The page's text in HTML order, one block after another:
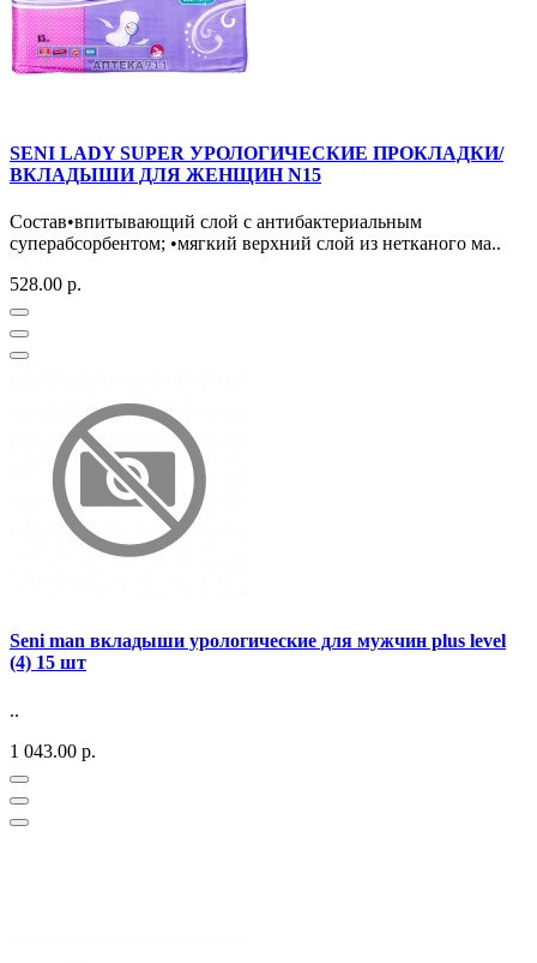
SENI LADY SUPER УРОЛОГИЧЕСКИЕ ПРОКЛАДКИ/
ВКЛАДЫШИ ДЛЯ ЖЕНЩИН N15
Состав•впитывающий слой с антибактериальным
суперабсорбентом; •мягкий верхний слой из нетканого ма..
528.00 р.
Seni man вкладыши урологические для мужчин plus level
(4) 15 шт
..
1 043.00 р.